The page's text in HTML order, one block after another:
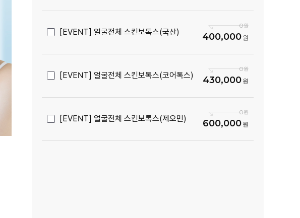
[EVENT] 얼굴전체 스킨보톡스(국산)
0
400,000
[EVENT] 얼굴전체 스킨보톡스(코어톡스)
0
430,000
[EVENT] 얼굴전체 스킨보톡스(제오민)
0
600,000